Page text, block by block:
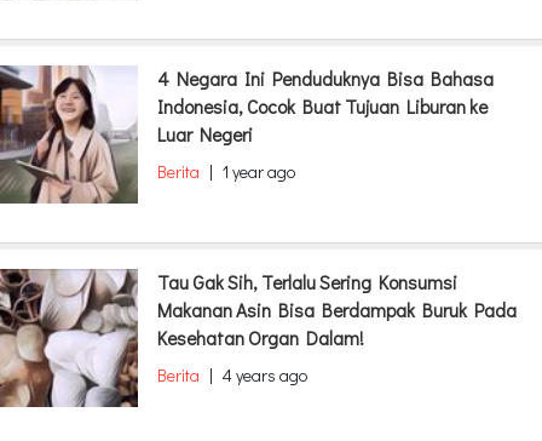
4 Negara Ini Penduduknya Bisa Bahasa
Indonesia, Cocok Buat Tujuan Liburan ke
Luar Negeri
Berita | 1 year ago
Tau Gak Sih, Terlalu Sering Konsumsi
Makanan Asin Bisa Berdampak Buruk Pada
Kesehatan Organ Dalam!
Berita | 4 years ago